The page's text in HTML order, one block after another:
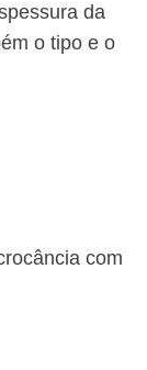
da
o tipo e o
com